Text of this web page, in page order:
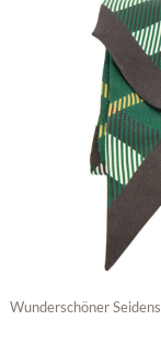
Wunderschöner